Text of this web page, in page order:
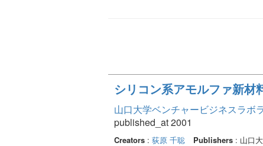
シリコン系アモルファ新材
山口大学ベンチャービジネスラボ
published_at 2001
Creators : 荻原 千聡 Publishers : 山口